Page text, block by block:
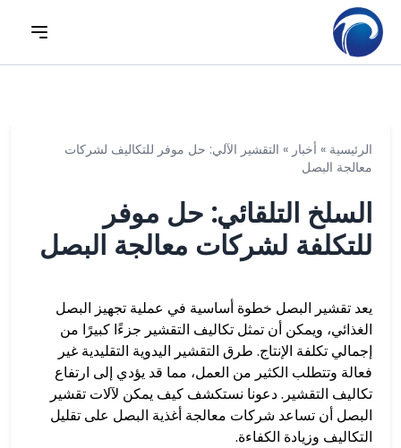
الرئيسية » أخبار » التقشير الآلي: حل موفر للتكاليف لشركات
معالجة البصل
السلخ التلقائي: حل موفر
للتكلفة لشركات معالجة البصل
يعد تقشير البصل خطوة أساسية في عملية تجهيز البصل
الغذائي، ويمكن أن تمثل تكاليف التقشير جزءًا كبيرًا من
إجمالي تكلفة الإنتاج. طرق التقشير اليدوية التقليدية غير
فعالة وتتطلب الكثير من العمل، مما قد يؤدي إلى ارتفاع
تكاليف التقشير. دعونا نستكشف كيف يمكن لآلات تقشير
البصل أن تساعد شركات معالجة أغذية البصل على تقليل
التكاليف وزيادة الكفاءة.